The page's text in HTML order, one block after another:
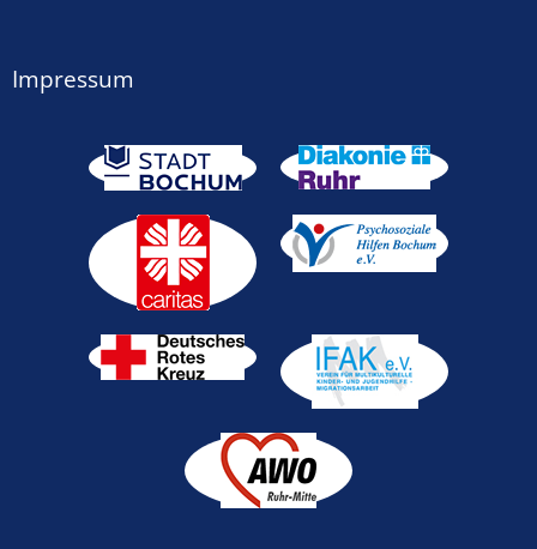
Impressum